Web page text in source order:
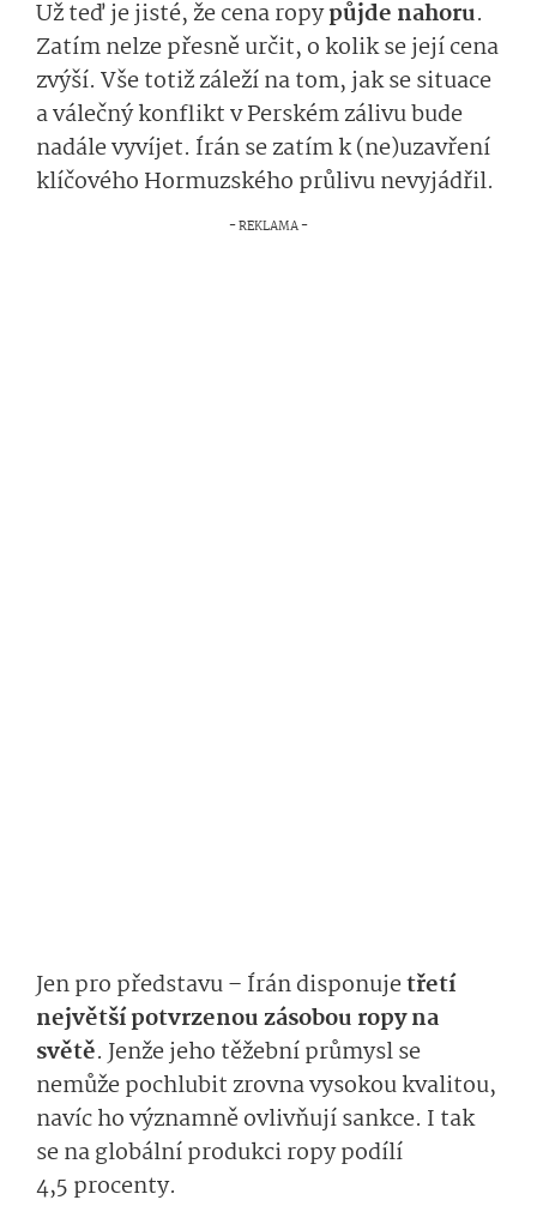
Už teď je jisté, že cena ropypůjde nahoru.
Zatím nelze přesně určit, o kolik se její cena
zvýší. Vše totiž záleží na tom, jak se situace
a válečný konflikt v Perském zálivu bude
nadále vyvíjet. Írán se zatím k (ne)uzavření
klíčového Hormuzského průlivu nevyjádřil.
Jen pro představu – Írán disponujetřetí
největší potvrzenou zásobou ropy na
světě. Jenže jeho těžební průmysl se
nemůže pochlubit zrovna vysokou kvalitou,
navíc ho významně ovlivňují sankce. I tak
se na globální produkci ropy podílí
4,5 procenty.